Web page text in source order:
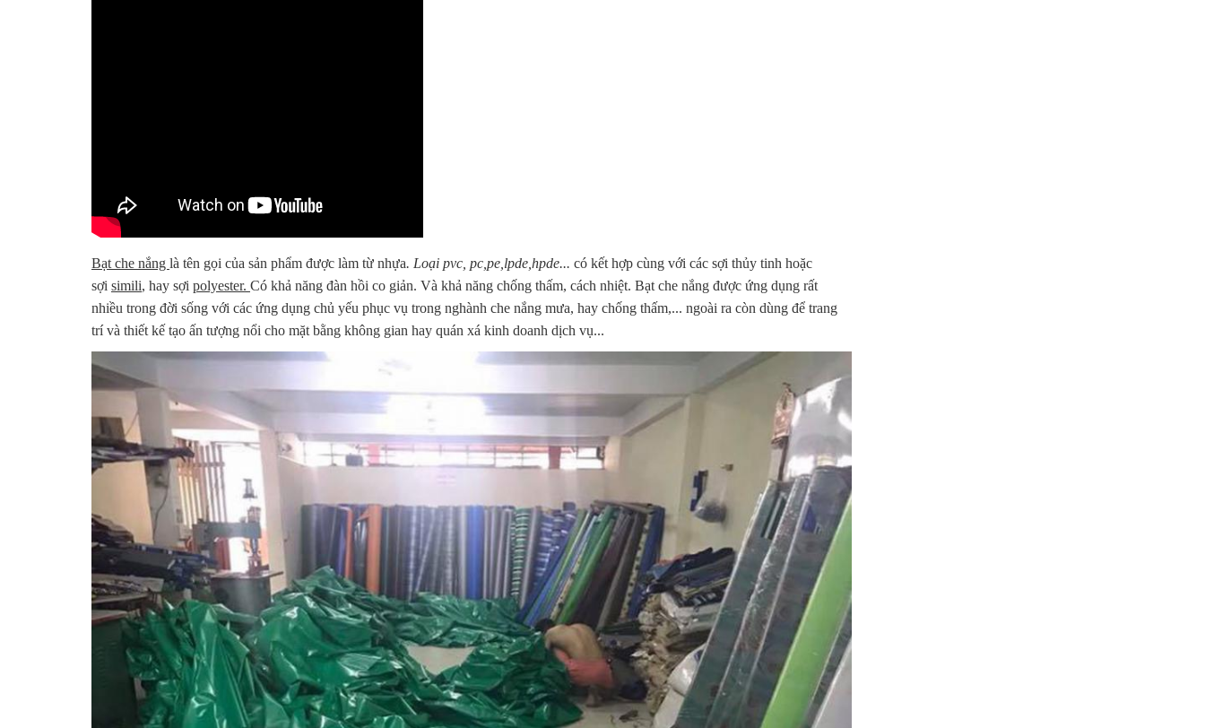
Bạt che nắng là tên gọi của sản phẩm được làm từ nhựa. Loại pvc, pc,pe,lpde,hpde... có kết hợp cùng với các sợi thủy tinh hoặc
sợi simili, hay sợi polyester. Có khả năng đàn hồi co giản. Và khả năng chống thấm, cách nhiệt. Bạt che nắng được ứng dụng rất
nhiều trong đời sống với các ứng dụng chủ yếu phục vụ trong nghành che nắng mưa, hay chống thấm,... ngoài ra còn dùng để trang
trí và thiết kế tạo ấn tượng nổi cho mặt bằng không gian hay quán xá kinh doanh dịch vụ...